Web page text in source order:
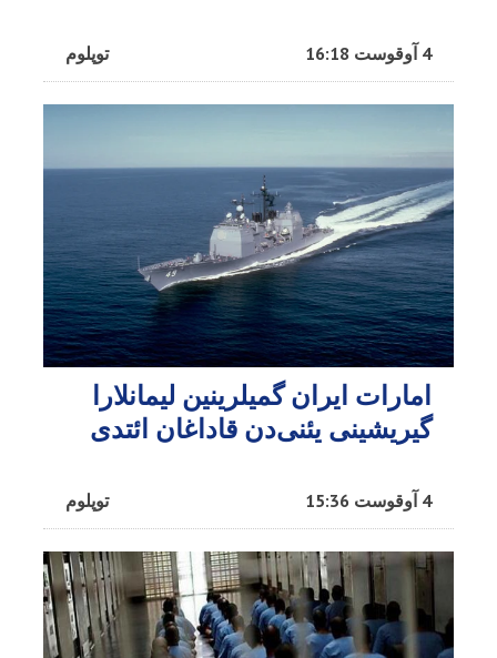
توپلوم 4 آوقوست 16:18
امارات ایران گمیلرینین لیمانلارا
گیریشینی یئنی‌دن قاداغان ائتدی
توپلوم 4 آوقوست 15:36